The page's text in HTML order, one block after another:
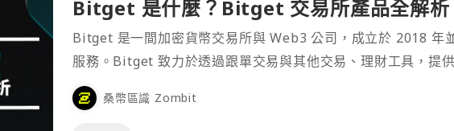
Bitget 是什麼？Bitget 交易所產品全解析
Bitget 是一間加密貨幣交易所與 Web3 公司，成立於 2018 年
服務。Bitget 致力於透過跟單交易與其他交易、理財工具，提
桑幣區識 Zombit